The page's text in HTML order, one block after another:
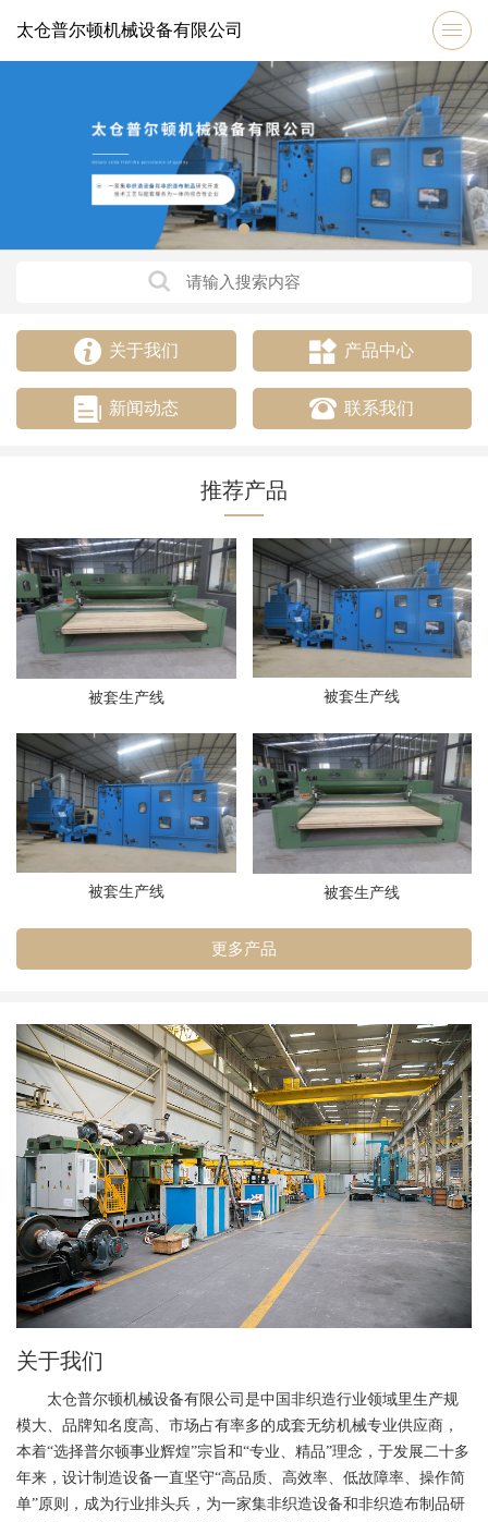
太仓普尔顿机械设备有限公司
关于我们 产品中心
新闻动态 联系我们
推荐产品
被套生产线 被套生产线
被套生产线 被套生产线
更多产品
关于我们
太仓普尔顿机械设备有限公司是中国非织造行业领域里生产规
模大、品牌知名度高、市场占有率多的成套无纺机械专业供应商，
本着“选择普尔顿事业辉煌”宗旨和“专业、精品”理念，于发展二十多
年来，设计制造设备一直坚守“高品质、高效率、低故障率、操作简
单”原则，成为行业排头兵，为一家集非织造设备和非织造布制品研